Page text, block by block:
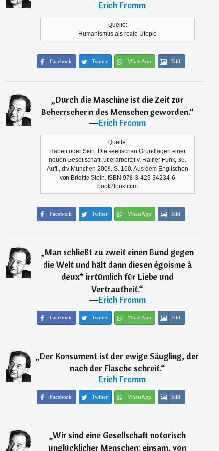
―Erich Fromm
Quelle:
Humanismus als reale Utopie
Facebook Twitter WhatsApp Bild
„Durch die Maschine ist die Zeit zur
Beherrscherin des Menschen geworden.“
―Erich Fromm
Quelle:
Haben oder Sein. Die seelischen Grundlagen einer
neuen Gesellschaft, überarbeitet v. Rainer Funk, 36.
Aufl., dtv München 2009. S. 160. Aus dem Englischen
von Brigitte Stein. ISBN 978-3-423-34234-6
book2look.com
Facebook Twitter WhatsApp Bild
„Man schließt zu zweit einen Bund gegen
die Welt und hält dann diesen égoisme à
deux* irrtümlich für Liebe und
Vertrautheit.“
―Erich Fromm
Facebook Twitter WhatsApp Bild
„Der Konsument ist der ewige Säugling, der
nach der Flasche schreit.“
―Erich Fromm
Facebook Twitter WhatsApp Bild
„Wir sind eine Gesellschaft notorisch
unglücklicher Menschen: einsam, von